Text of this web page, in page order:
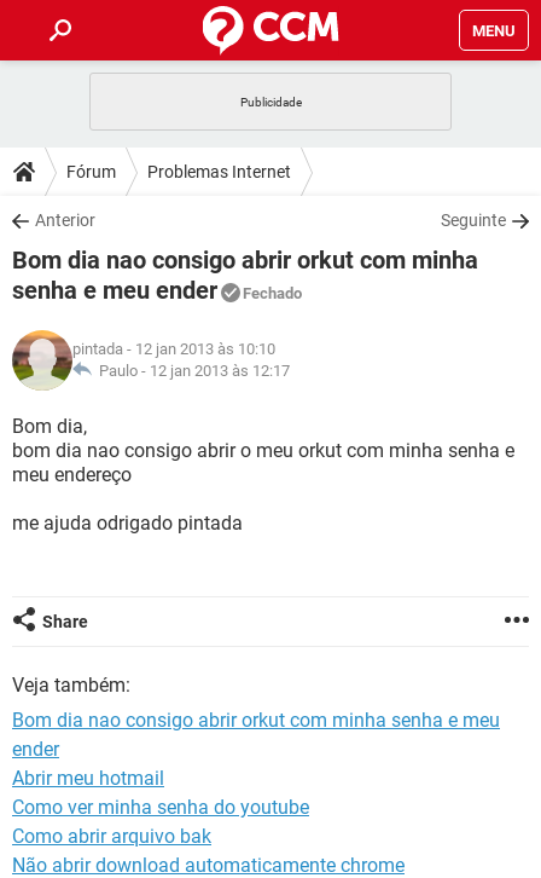
MENU
CELULAR FACEBOOK
OUTLOOK
INSTAGRAM GMAIL
GUIA DE COMPRAS
DICAS
JOGOS WHATSAPP
OUTLOOK
GUIA DE COMPRAS
DOWNLOADS
JOGOS WHATSAPP
CELULAR FACEBOOK
OUTLOOK
INSTAGRAM
GUIA DE COMPRAS
FÓRUM
CELULAR FACEBOOK
INSTAGRAM GMAIL
GUIA DE COMPRAS
GLOSSÁRIO
JOGOS
CELULAR
OUTLOOK
Fórum Problemas Internet
Anterior Seguinte
Bom dia nao consigo abrir orkut com minha
senha e meu ender
Fechado
pintada - 12 jan 2013 às 10:10
Paulo - 12 jan 2013 às 12:17
Bom dia,
bom dia nao consigo abrir o meu orkut com minha senha e
meu endereço
me ajuda odrigado pintada
Share
Veja também:
Bom dia nao consigo abrir orkut com minha senha e meu
ender
Abrir meu hotmail
Como ver minha senha do youtube
Como abrir arquivo bak
Não abrir download automaticamente chrome